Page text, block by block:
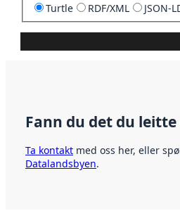
Turtle RDF/XML JSON-
Fann du det du
Ta kontakt med oss her, eller
Datalandsbyen.